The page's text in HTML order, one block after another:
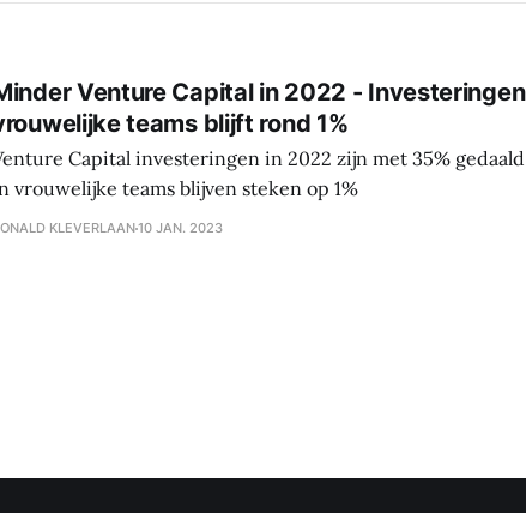
Venture Capital in 2022 -
teams blijft rond 1%
Capital investeringen in 2022 zijn met 35%
vrouwelijke teams blijven steken op 1%
KLEVERLAAN10 JAN. 2023